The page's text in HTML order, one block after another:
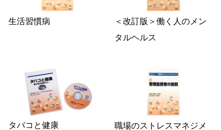
生活習慣病
＜改訂版＞働く人のメン
タルヘルス
タバコと健康
職場のストレスマネジメ